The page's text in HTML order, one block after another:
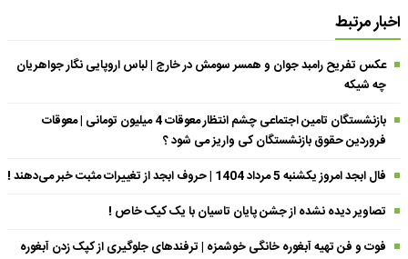
اخبار مرتبط
عکس تفریح رامبد جوان و همسر سومش در خارج | لباس اروپایی نگار جواهریان
چه شیکه
بازنشستگان تامین اجتماعی چشم انتظار معوقات 4 میلیون تومانی | معوقات
فروردین حقوق بازنشستگان کی واریز می شود ؟
فال ابجد امروز یکشنبه 5 مرداد 1404 | حروف ابجد از تغییرات مثبت خبر می‌دهند !
تصاویر دیده نشده از جشن پایان تاسیان با یک کیک خاص !
فوت و فن تهیه آبغوره خانگی خوشمزه | ترفندهای جلوگیری از کپک زدن آبغوره